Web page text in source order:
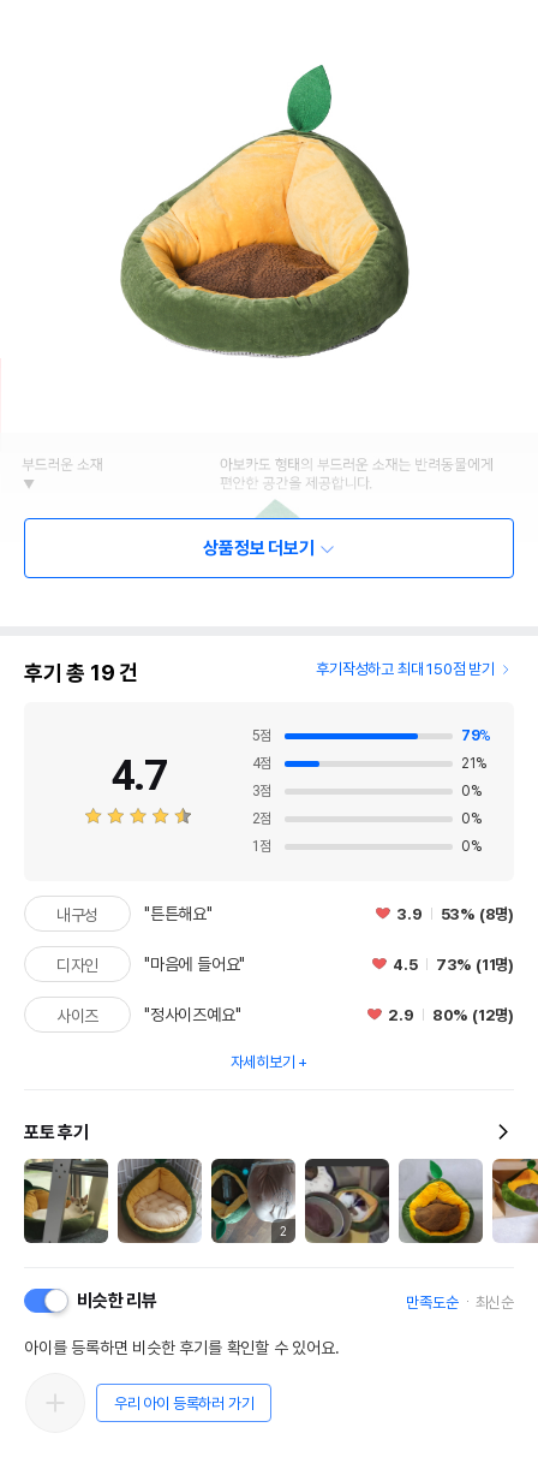
상품정보 더보기
후기 총 19건 후기작성하고 최대 150점 받기
4.7
5점 79%
4점 21 %
3점 0%
2점 0%
1 점 0%
내구성 "튼튼해요" 3.9 53% (8명)
디자인 "마음에 들어요" 4.5 73% (11명)
사이즈 "정사이즈예요" 2.9 80% (12명)
자세히보기
포토 후기
2
비슷한 리뷰 만족도순 최신순
아이를 등록하면 비슷한 후기를 확인할 수 있어요.
우리 아이 등록하러 가기